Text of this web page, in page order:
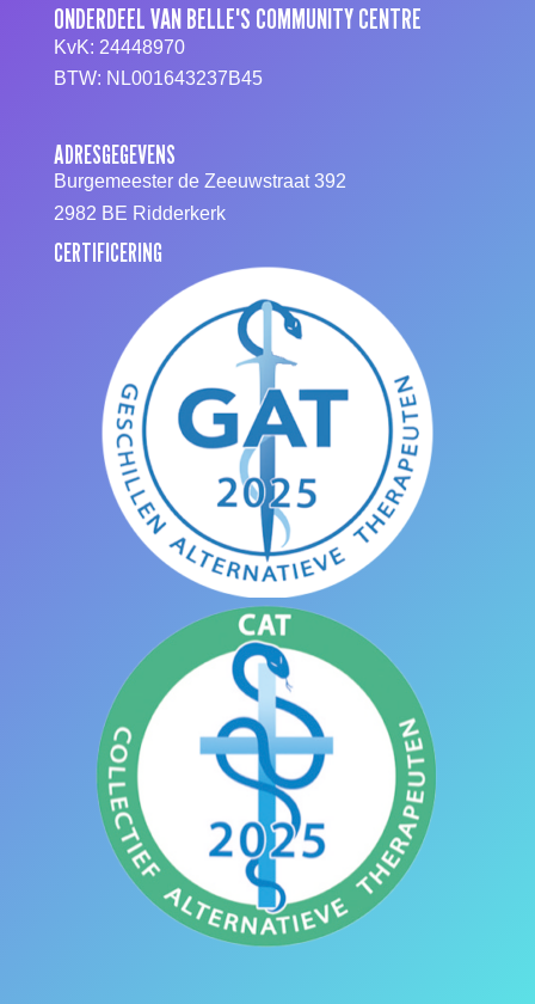
ONDERDEEL VAN BELLE'S COMMUNITY CENTRE
KvK: 24448970
BTW: NL001643237B45
ADRESGEGEVENS
Burgemeester de Zeeuwstraat 392
2982 BE Ridderkerk
CERTIFICERING